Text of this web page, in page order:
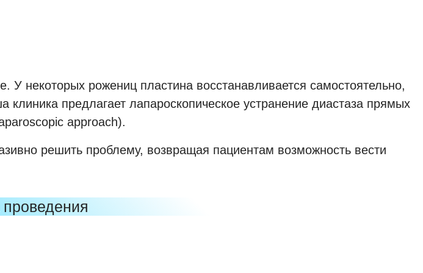
некоторых рожениц пластина восстанавливается самостоятельно,
предлагает лапароскопическое устранение диастаза прямых
approach).
решить проблему, возвращая пациентам возможность вести